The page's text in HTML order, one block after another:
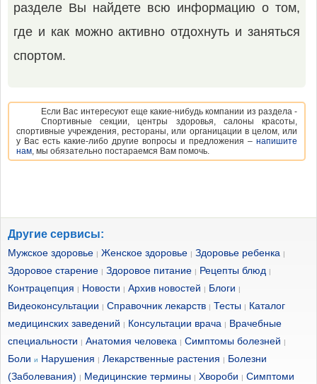
разделе Вы найдете всю информацию о том,
где и как можно активно отдохнуть и заняться
спортом.
Если Вас интересуют еще какие-нибудь компании из раздела -
Спортивные секции, центры здоровья, салоны красоты,
спортивные учреждения, рестораны, или органицации в целом, или
у Вас есть какие-либо другие вопросы и предложения – напишите
нам, мы обязательно постараемся Вам помочь.
Другие сервисы:
Мужское здоровье | Женское здоровье | Здоровье ребенка |
Здоровое старение | Здоровое питание | Рецепты блюд |
Контрацепция | Новости | Архив новостей | Блоги |
Видеоконсультации | Справочник лекарств | Тесты | Каталог
медицинских заведений | Консультации врача | Врачебные
специальности | Анатомия человека | Симптомы болезней |
Боли и Нарушения | Лекарственные растения | Болезни
(Заболевания) | Медицинские термины | Хвороби | Симптоми